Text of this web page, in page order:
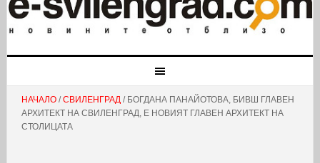
НАЧАЛО/СВИЛЕНГРАД/ БОГДАНА ПАНАЙОТОВА, БИВШ ГЛАВЕН
АРХИТЕКТ НА СВИЛЕНГРАД, Е НОВИЯТ ГЛАВЕН АРХИТЕКТ НА
СТОЛИЦАТА